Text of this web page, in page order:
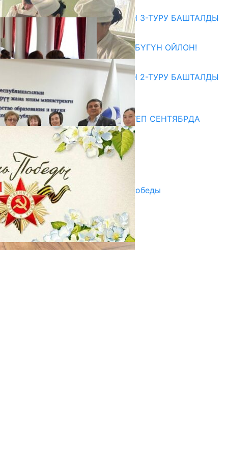
Абитуриент
ЖОЖДОРГО КАБЫЛ АЛУУНУН 3-ТУРУ БАШТАЛДЫ
27.07.2026
ӨЗҮҢДҮН КЕЛЕЧЕГИҢ ҮЧҮН БҮГҮН ОЙЛОН!
20.07.2026
ЖОЖДОРГО КАБЫЛ АЛУУНУН 2-ТУРУ БАШТАЛДЫ
20.07.2026
Медиа
СУЗАКТА 750 ОРУНДУУ МЕКТЕП СЕНТЯБРДА
ПАЙДАЛАНУУГА БЕРИЛЕТ
07.08.2025
Улуу Жеңиштин жандуу сөзү
29.04.2025
Награды в преддверии Дня Победы
29.04.2025